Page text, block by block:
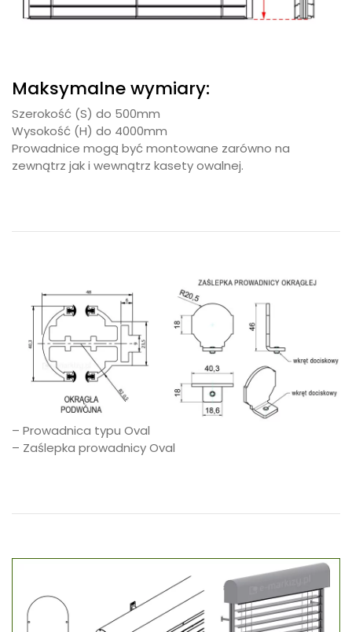
Maksymalne wymiary:
Szerokość (S) do 500mm
Wysokość (H) do 4000mm
Prowadnice mogą być montowane zarówno na
zewnątrz jak i wewnątrz kasety owalnej.
– Prowadnica typu Oval
– Zaślepka prowadnicy Oval